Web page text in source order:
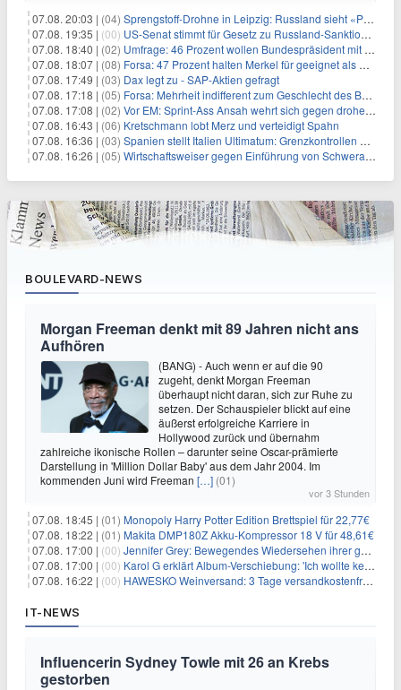
07.08. 20:03 | (04) Sprengstoff-Drohne in Leipzig: Russland sieht «Provokation»
07.08. 19:35 | (00) US-Senat stimmt für Gesetz zu Russland-Sanktionen
07.08. 18:40 | (02) Umfrage: 46 Prozent wollen Bundespräsident mit Politik-Erfahrung
07.08. 18:07 | (08) Forsa: 47 Prozent halten Merkel für geeignet als Bundespräsidentin
07.08. 17:49 | (03) Dax legt zu - SAP-Aktien gefragt
07.08. 17:18 | (05) Forsa: Mehrheit indifferent zum Geschlecht des Bundespräsidenten
07.08. 17:08 | (02) Vor EM: Sprint-Ass Ansah wehrt sich gegen drohende Sperre
07.08. 16:43 | (06) Kretschmann lobt Merz und verteidigt Spahn
07.08. 16:36 | (03) Spanien stellt Italien Ultimatum: Grenzkontrollen beenden
07.08. 16:26 | (05) Wirtschaftsweiser gegen Einführung von Schwerarbeiter-Rente
BOULEVARD-NEWS
Morgan Freeman denkt mit 89 Jahren nicht ans
Aufhören
(BANG) - Auch wenn er auf die 90
zugeht, denkt Morgan Freeman
überhaupt nicht daran, sich zur Ruhe zu
setzen. Der Schauspieler blickt auf eine
äußerst erfolgreiche Karriere in
Hollywood zurück und übernahm
zahlreiche ikonische Rollen – darunter seine Oscar-prämierte
Darstellung in 'Million Dollar Baby' aus dem Jahr 2004. Im
kommenden Juni wird Freeman […] (01)
vor 3 Stunden
07.08. 18:45 | (01) Monopoly Harry Potter Edition Brettspiel für 22,77€
07.08. 18:22 | (01) Makita DMP180Z Akku-Kompressor 18 V für 48,61€
07.08. 17:00 | (00) Jennifer Grey: Bewegendes Wiedersehen ihrer geschiedenen Eltern kurz vor dem Tod ihrer Mutter
07.08. 17:00 | (00) Karol G erklärt Album-Verschiebung: 'Ich wollte keine persönliche Situation ausnutzen'
07.08. 16:22 | (00) HAWESKO Weinversand: 3 Tage versandkostenfrei bestellen (MBW 25€)
IT-NEWS
Influencerin Sydney Towle mit 26 an Krebs
gestorben